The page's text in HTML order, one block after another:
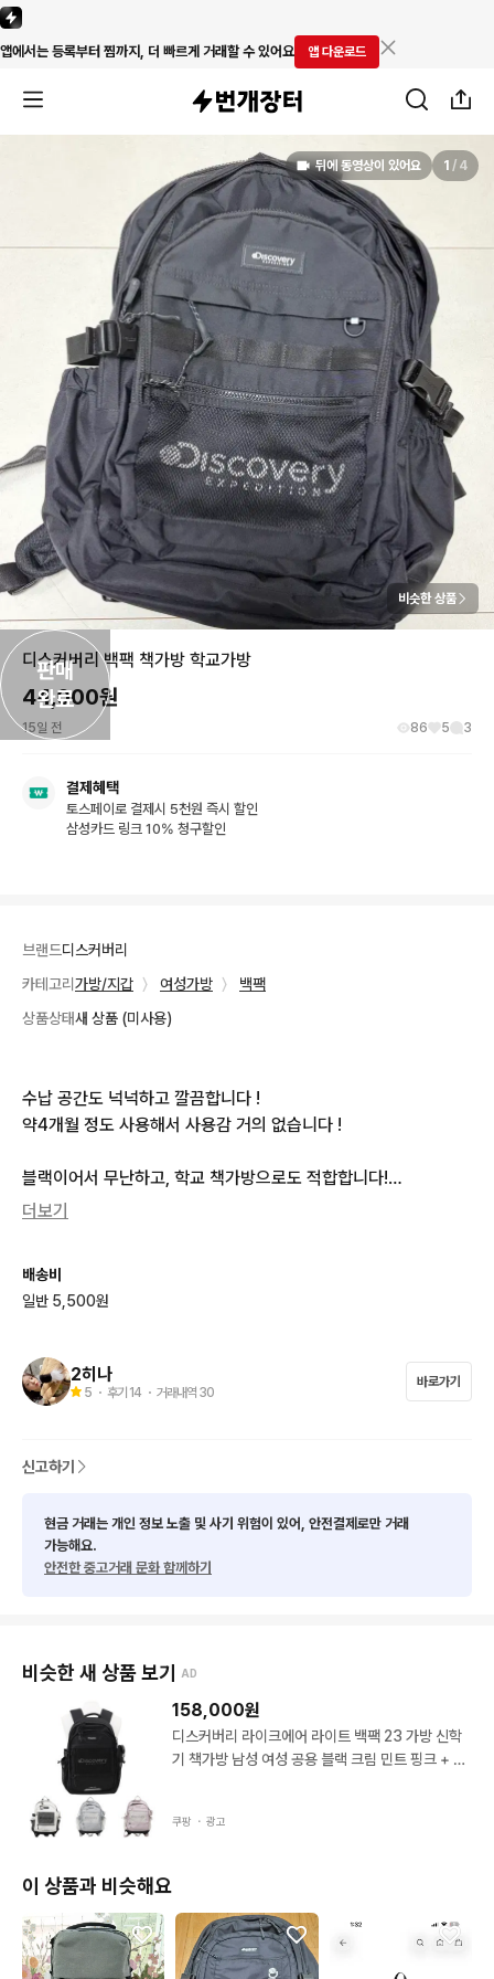
앱에서는 등록부터 찜까지, 더 빠르게 거래할 수 있어요 앱 다운로드
판매
완료
뒤에 동영상이 있어요 1 / 4
비슷한 상품
디스커버리 백팩 책가방 학교가방
44,000원
15일 전 86 5 3
결제혜택
토스페이로 결제시 5천원 즉시 할인
삼성카드 링크 10% 청구할인
브랜드디스커버리
카테고리 가방/지갑 〉 여성가방 〉
백팩
상품상태새 상품 (미사용)
수납 공간도 넉넉하고 깔끔합니다 !
약4개월 정도 사용해서 사용감 거의 없습니다 !
블랙이어서 무난하고, 학교 책가방으로도 적합합니다!
겠습니다 !
부피가 있어서 일택만 받습니다
더보기
배송비
일반 5,500원
2히나
5 ・ 후기 14 ・ 거래내역 30
바로가기
신고하기
현금 거래는 개인 정보 노출 및 사기 위험이 있어, 안전결제로만 거래
가능해요.
안전한 중고거래 문화 함께하기
비슷한 새 상품 보기 AD
158,000원
디스커버리 라이크에어 라이트 백팩 23 가방 신학
기 책가방 남성 여성 공용 블랙 크림 민트 핑크 + ha
쿠팡 ・ 광고
이 상품과 비슷해요